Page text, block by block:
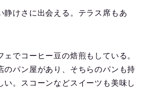
静けさに出会える。テラス席もあ
ェでコーヒー豆の焙煎もしている。
のパン屋があり、そちらのパンも持
い。スコーンなどスイーツも美味し